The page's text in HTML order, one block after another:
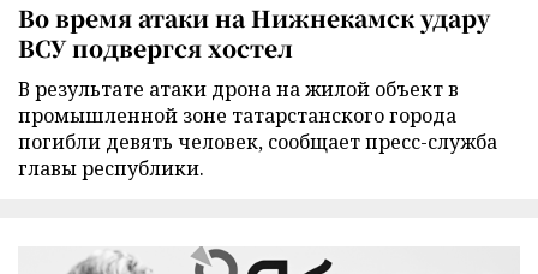
Во время атаки на Нижнекамск удару
ВСУ подвергся хостел
В результате атаки дрона на жилой объект в
промышленной зоне татарстанского города
погибли девять человек, сообщает пресс-служба
главы республики.